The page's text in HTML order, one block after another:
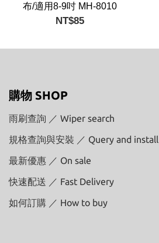
布/適用8-9吋 MH-8010
NT$85
購物 SHOP
雨刷查詢 ／ Wiper search
規格查詢與安裝 ／ Query and install
最新優惠 ／ On sale
快速配送 ／ Fast Delivery
如何訂購 ／ How to buy